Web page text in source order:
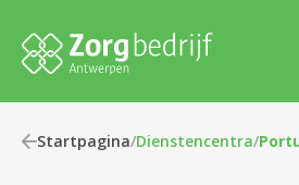
Startpagina/Dienstencentra/